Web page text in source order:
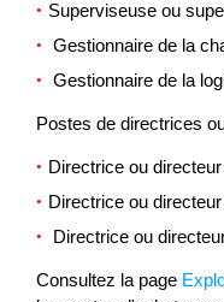
Superviseuse ou
Gestionnaire de la
Gestionnaire de la
Postes de directrices
Directrice ou
Directrice ou
Directrice ou
Consultez la page